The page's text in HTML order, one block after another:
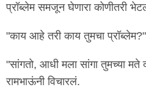
प्रॉब्लेम समजून घेणारा कोणीतरी
"काय आहे तरी काय तुमचा प्रॉब्लेम?"
"सांगतो, आधी मला सांगा तुमच्या मते
रामभाऊंनी विचारलं.